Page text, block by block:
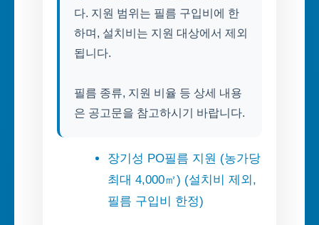
다. 지원 범위는 필름 구입비에 한
하며, 설치비는 지원 대상에서 제외
됩니다.
필름 종류, 지원 비율 등 상세 내용
은 공고문을 참고하시기 바랍니다.
장기성 PO필름 지원 (농가당
최대 4,000㎡) (설치비 제외,
필름 구입비 한정)